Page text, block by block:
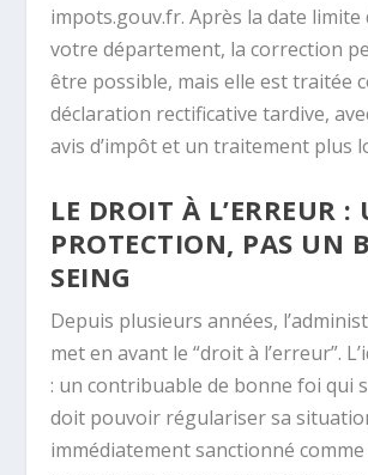
impots.gouv.fr. Après la date limite
votre département, la correction
être possible, mais elle est traitée
déclaration rectificative tardive,
avis d’impôt et un traitement plus
LE DROIT À L’ERREUR :
PROTECTION, PAS UN
SEING
Depuis plusieurs années,
met en avant le “droit à l’erreur”.
: un contribuable de bonne foi qui
doit pouvoir régulariser sa
immédiatement sanctionné